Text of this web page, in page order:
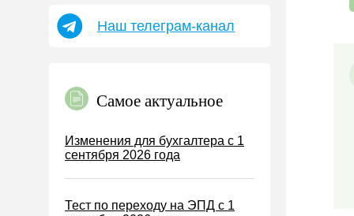
УСН
Земельный налог
Налог на рекламу
Торговый сбор
Туристический налог
Наш телеграм-канал
Самое актуальное
Изменения для бухгалтера с 1
сентября 2026 года
Тест по переходу на ЭПД с 1